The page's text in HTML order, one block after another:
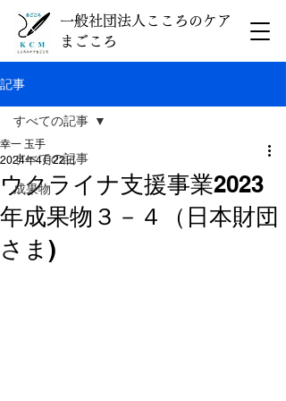
一般社団法人こころのケア
まごころ
記事
すべての記事
成果物
すべての記事
ウクライナ支援事業2023
年成果物３－４（日本財団
さま)
幸一 玉手
2024年4月22日